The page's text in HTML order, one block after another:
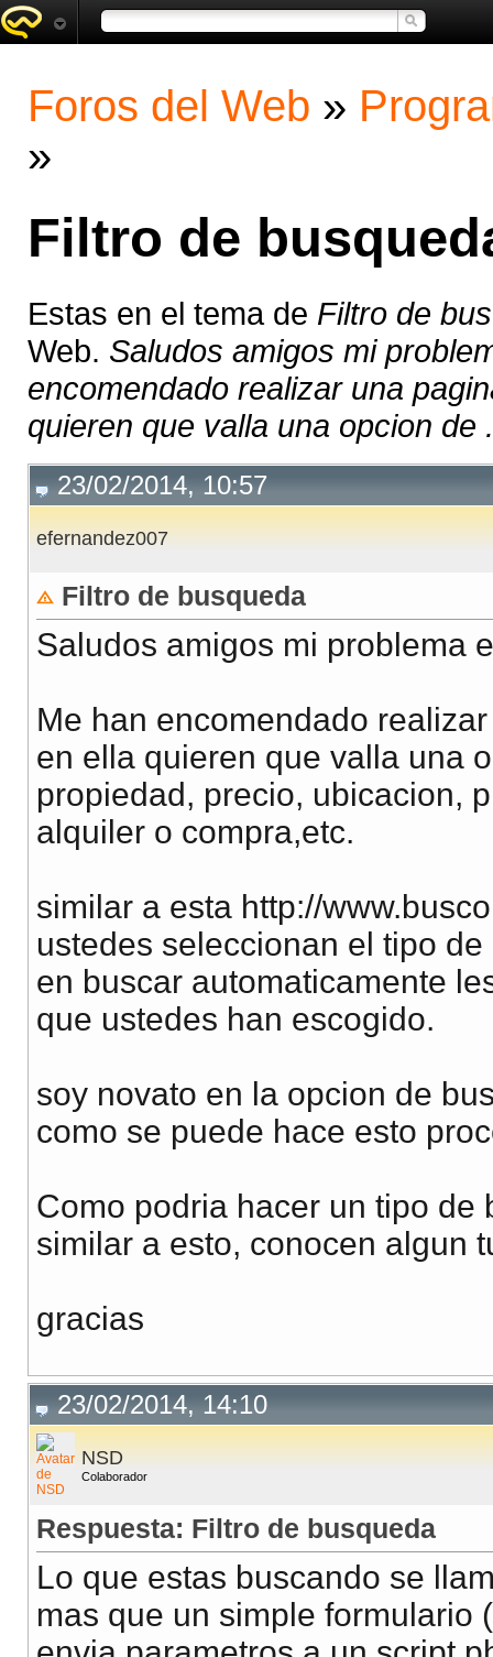
Foros del Web »
»
Filtro de
Estas en el tema de Filtro de
Web. Saludos amigos mi
encomendado realizar una
quieren que valla una opcion de
23/02/2014, 10:57
efernandez007
Filtro de busqueda
Saludos amigos mi problema
Me han encomendado
en ella quieren que valla una
propiedad, precio, ubicacion,
alquiler o compra,etc.
similar a esta http://
ustedes seleccionan el tipo
en buscar automaticamente
que ustedes han escogido.
soy novato en la opcion de
como se puede hace esto
Como podria hacer un tipo
similar a esto, conocen algun
gracias
23/02/2014, 14:10
NSD
Colaborador
Respuesta: Filtro de busqueda
Lo que estas buscando se
mas que un simple formulario